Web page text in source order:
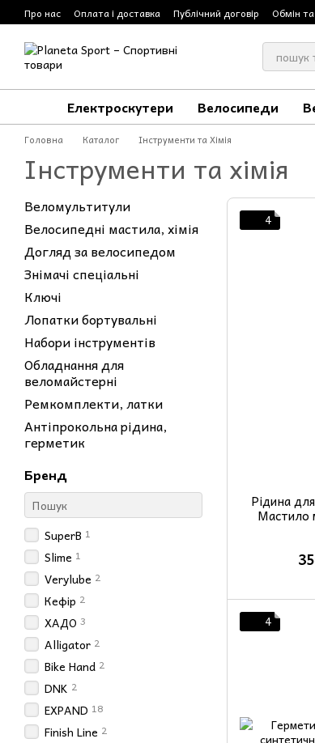
Перейти до основного контенту
Про нас Оплата і доставка Публічний договір Обмін
Електроскутери Велосипеди
Головна Каталог Інструменти та Хімія
Інструменти та хімія
4
Рідина
Мастило
4
Веломультитули
Велосипедні мастила, хімія
Догляд за велосипедом
Знімачі спеціальні
Ключі
Лопатки бортувальні
Набори інструментів
Обладнання для
веломайстерні
Ремкомплекти, латки
Антіпрокольна рідина,
герметик
Бренд
SuperB 1
Slime 1
Verylube 2
Кефір 2
ХАДО 3
Alligator 2
Bike Hand 2
DNK 2
EXPAND 18
Finish Line 2